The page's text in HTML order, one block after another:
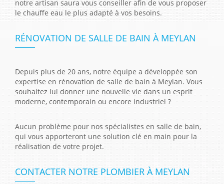
notre artisan saura vous conseiller afin de vous proposer
le chauffe eau le plus adapté à vos besoins.
RÉNOVATION DE SALLE DE BAIN À MEYLAN
Depuis plus de 20 ans, notre équipe a développée son
expertise en rénovation de salle de bain à Meylan. Vous
souhaitez lui donner une nouvelle vie dans un esprit
moderne, contemporain ou encore industriel ?
Aucun problème pour nos spécialistes en salle de bain,
qui vous apporteront une solution clé en main pour la
réalisation de votre projet.
CONTACTER NOTRE PLOMBIER À MEYLAN